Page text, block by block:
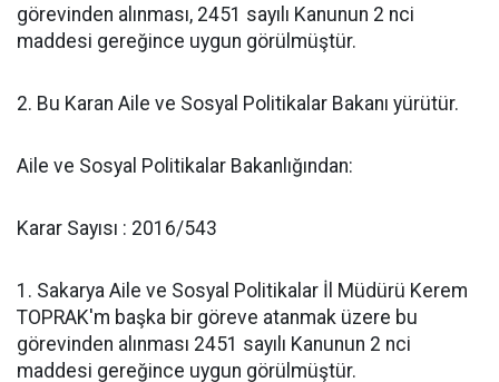
görevinden alınması, 2451 sayılı Kanunun 2 nci
maddesi gereğince uygun görülmüştür.
2. Bu Karan Aile ve Sosyal Politikalar Bakanı yürütür.
Aile ve Sosyal Politikalar Bakanlığından:
Karar Sayısı : 2016/543
1. Sakarya Aile ve Sosyal Politikalar İl Müdürü Kerem
TOPRAK'm başka bir göreve atanmak üzere bu
görevinden alınması 2451 sayılı Kanunun 2 nci
maddesi gereğince uygun görülmüştür.